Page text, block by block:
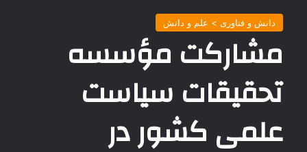
دانش و فناوری > علم و دانش
مشارکت مؤسسه
تحقیقات سیاست
علمی کشور در